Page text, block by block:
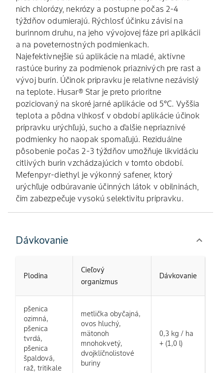
nich chlorózy, nekrózy a postupne počas 2-4
týždňov odumierajú. Rýchlosť účinku závisí na
burinnom druhu, na jeho vývojovej fáze pri aplikácii
a na poveternostných podmienkach.
Najefektívnejšie sú aplikácie na mladé, aktívne
rastúce buriny za podmienok priaznivých pre rast a
vývoj burín. Účinok prípravku je relatívne nezávislý
na teplote. Husar® Star je preto prioritne
poziciovaný na skoré jarné aplikácie od 5°C. Vyššia
teplota a pôdna vlhkosť v období aplikácie účinok
prípravku urýchľujú, sucho a ďalšie nepriaznivé
podmienky ho naopak spomaľujú. Reziduálne
pôsobenie počas 2-3 týždňov umožňuje likvidáciu
citlivých burín vzchádzajúcich v tomto období.
Mefenpyr-diethyl je výkonný safener, ktorý
urýchľuje odbúravanie účinných látok v obilninách,
čím zabezpečuje vysokú selektivitu prípravku.
Dávkovanie
Plodina
Cieľový
organizmus
Dávkovanie
pšenica
ozimná,
pšenica
tvrdá,
pšenica
špaldová,
raž, tritikale
metlička obyčajná,
ovos hluchý,
mätonoh
mnohokvetý,
dvojklíčnolistové
buriny
0,3 kg / ha
+ (1,0 l)